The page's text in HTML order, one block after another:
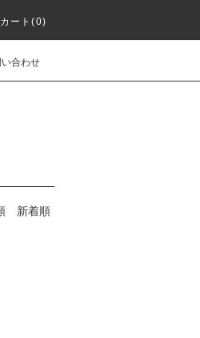
カート(0)
い合わせ
新着順